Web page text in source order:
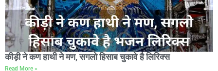
कीड़ी ने कण हाथी ने मण, सगलो हिसाब चुकावे है लिरिक्स
Read More »